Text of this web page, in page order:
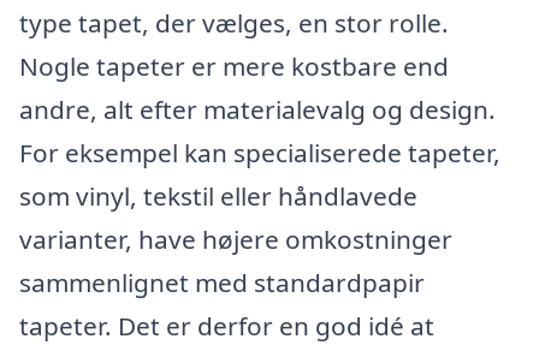
type tapet, der vælges, en stor rolle.
Nogle tapeter er mere kostbare end
andre, alt efter materialevalg og design.
For eksempel kan specialiserede tapeter,
som vinyl, tekstil eller håndlavede
varianter, have højere omkostninger
sammenlignet med standardpapir
tapeter. Det er derfor en god idé at